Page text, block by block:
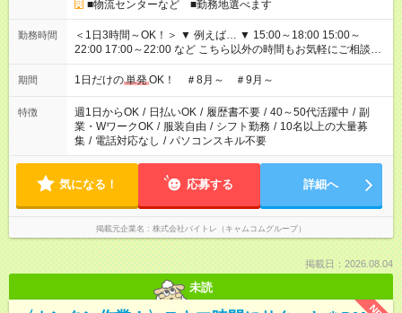
■物流センターなど ■勤務地選べます
勤務時間
＜1日3時間～OK！＞ ▼ 例えば… ▼ 15:00～18:00 15:00～
22:00 17:00～22:00 など こちら以外の時間もお気軽にご相談く
ださい！
期間 1日だけの単発OK！ ＃8月～ ＃9月～
特徴 週1日からOK / 日払いOK / 履歴書不要 / 40～50代活躍中 / 副
業・WワークOK / 服装自由 / シフト勤務 / 10名以上の大量募
集 / 電話対応なし / パソコンスキル不要
気になる！ 応募する 詳細へ
掲載元企業名 株式会社バイトレ（キャムコムグループ）
掲載日：2026.08.04
未読